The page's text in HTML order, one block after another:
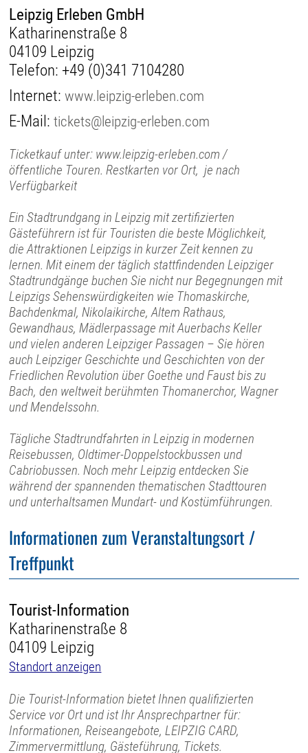
Leipzig Erleben GmbH
Katharinenstraße 8
04109 Leipzig
Telefon: +49 (0)341 7104280
Internet:www.leipzig-erleben.com
E-Mail:tickets@leipzig-erleben.com
Ticketkauf unter: www.leipzig-erleben.com /
öffentliche Touren. Restkarten vor Ort, je nach
Verfügbarkeit
Ein Stadtrundgang in Leipzig mit zertifizierten
Gästeführern ist für Touristen die beste Möglichkeit,
die Attraktionen Leipzigs in kurzer Zeit kennen zu
lernen. Mit einem der täglich stattfindenden Leipziger
Stadtrundgänge buchen Sie nicht nur Begegnungen mit
Leipzigs Sehenswürdigkeiten wie Thomaskirche,
Bachdenkmal, Nikolaikirche, Altem Rathaus,
Gewandhaus, Mädlerpassage mit Auerbachs Keller
und vielen anderen Leipziger Passagen – Sie hören
auch Leipziger Geschichte und Geschichten von der
Friedlichen Revolution über Goethe und Faust bis zu
Bach, den weltweit berühmten Thomanerchor, Wagner
und Mendelssohn.
Tägliche Stadtrundfahrten in Leipzig in modernen
Reisebussen, Oldtimer-Doppelstockbussen und
Cabriobussen. Noch mehr Leipzig entdecken Sie
während der spannenden thematischen Stadttouren
und unterhaltsamen Mundart- und Kostümführungen.
Informationen zum Veranstaltungsort /
Treffpunkt
Tourist-Information
Katharinenstraße 8
04109 Leipzig
Standort anzeigen
Die Tourist-Information bietet Ihnen qualifizierten
Service vor Ort und ist Ihr Ansprechpartner für:
Informationen, Reiseangebote, LEIPZIG CARD,
Zimmervermittlung, Gästeführung, Tickets.